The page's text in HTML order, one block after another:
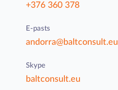
+376 360 378
E-pasts
andorra@baltconsult.eu
Skype
baltconsult.eu